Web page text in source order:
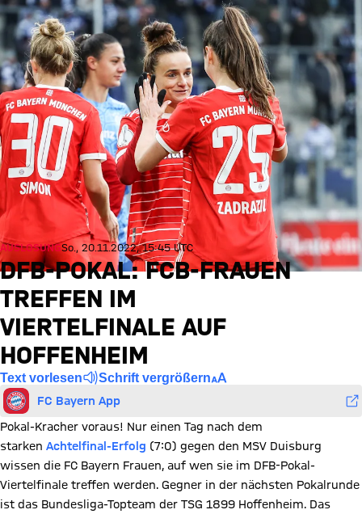
AUSLOSUNGSo., 20.11.2022, 15:45 UTC
DFB-POKAL: FCB-FRAUEN
TREFFEN IM
VIERTELFINALE AUF
HOFFENHEIM
Text vorlesen Schrift vergrößern
FC Bayern App
Pokal-Kracher voraus! Nur einen Tag nach dem
starken Achtelfinal-Erfolg (7:0) gegen den MSV Duisburg
wissen die FC Bayern Frauen, auf wen sie im DFB-Pokal-
Viertelfinale treffen werden. Gegner in der nächsten Pokalrunde
ist das Bundesliga-Topteam der TSG 1899 Hoffenheim. Das